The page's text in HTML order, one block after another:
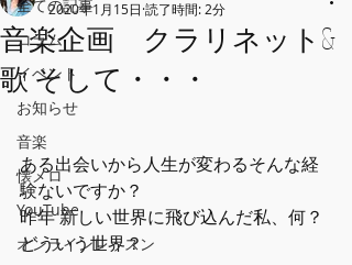
全ての記事
コラム
イベント
お知らせ
音楽
懐メロ
YouTube
オンラインレッスン
音楽企画 クラリネット&
歌 そして・・・
2020年1月15日 読了時間: 2分
ある出会いから人生が変わるそんな経
験ないですか？
昨年 新しい世界に飛び込んだ私、何？
どういう世界？